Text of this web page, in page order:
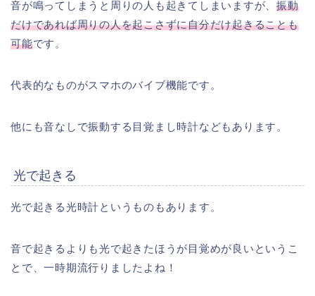
音が鳴ってしまうと周りの人も起きてしまいますが、振動
だけであれば周りの人を起こさずに自分だけ起きることも
可能です。
代表的なものがスマホのバイブ機能です。
他にも音なしで振動する目覚まし時計などもあります。
光で起きる
光で起きる光時計というものもあります。
音で起きるよりも光で起きたほうが目覚めが良いというこ
とで、一時期流行りましたよね！